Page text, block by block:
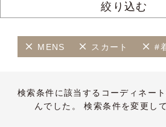
絞り込む
MENS スカート #
検索条件に該当するコーディネー
んでした。 検索条件を変更し